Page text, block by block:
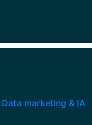
Data marketing & IA